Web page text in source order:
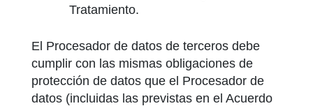
Tratamiento.
El Procesador de datos de terceros debe
cumplir con las mismas obligaciones de
protección de datos que el Procesador de
datos (incluidas las previstas en el Acuerdo